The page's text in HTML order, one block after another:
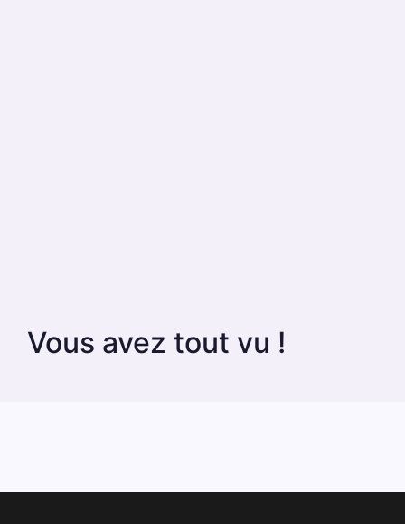
Vous avez tout vu !